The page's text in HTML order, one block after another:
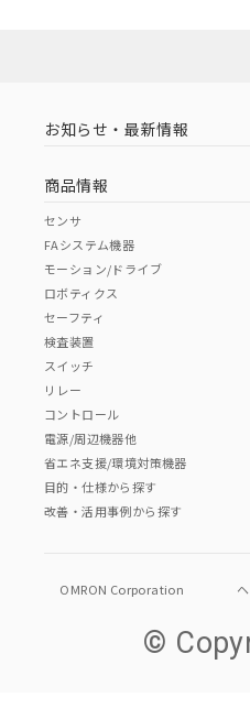
お知らせ・最新情報
商品情報
センサ
FAシステム機器
モーション/ドライブ
ロボティクス
セーフティ
検査装置
スイッチ
リレー
コントロール
電源/周辺機器他
省エネ支援/環境対策機器
目的・仕様から探す
改善・活用事例から探す
OMRON Corporation
©